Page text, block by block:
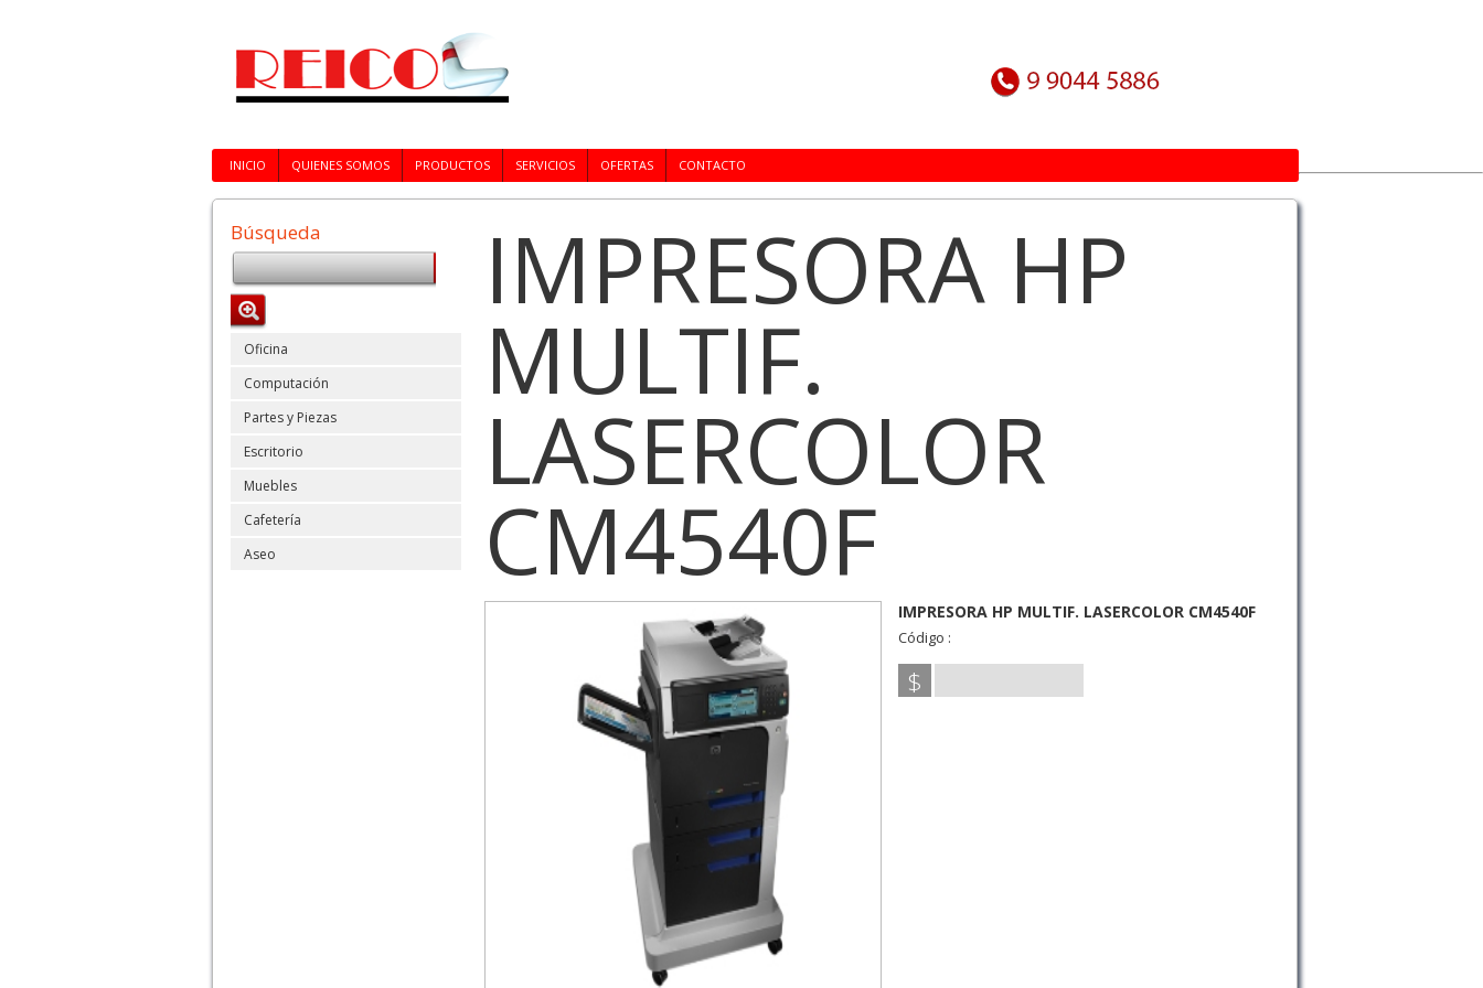
INICIO QUIENES SOMOS PRODUCTOS SERVICIOS OFERTAS CONTACTO
Búsqueda
Oficina
Computación
Partes y Piezas
Escritorio
Muebles
Cafetería
Aseo
IMPRESORA HP
MULTIF.
LASERCOLOR
CM4540F
IMPRESORA HP MULTIF. LASERCOLOR CM4540F
Código :
$